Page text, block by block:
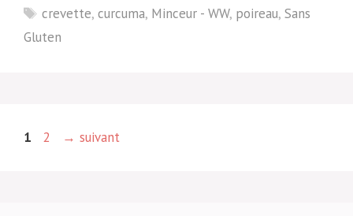
Étiquettes
crevette,curcuma, Minceur - WW, poireau,Sans
Gluten
Page
1 Page
2 → suivant